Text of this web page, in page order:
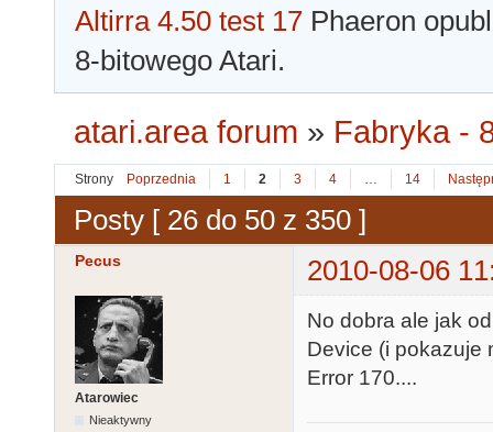
Altirra 4.50 test 17 Phaeron
8-bitowego Atari.
atari.area forum » Fabryka -
Strony Poprzednia 1 2 3 4 … 14
Posty [ 26 do 50 z 350 ]
Pecus 2010-08-06
Atarowiec
Nieaktywny
No dobra ale jak
Device (i pokazuje
Error 170....